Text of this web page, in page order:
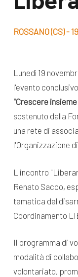
ROSSANO (CS) -
Lunedì 19
l'evento
"Crescere
sostenuto dalla
una rete di
l'Organizzazione
L'incontro
Renato Sacco,
tematica del
Coordinamento
Il programma di
modalità di
volontariato,
Bilancio di
News e
News
Seguici sui